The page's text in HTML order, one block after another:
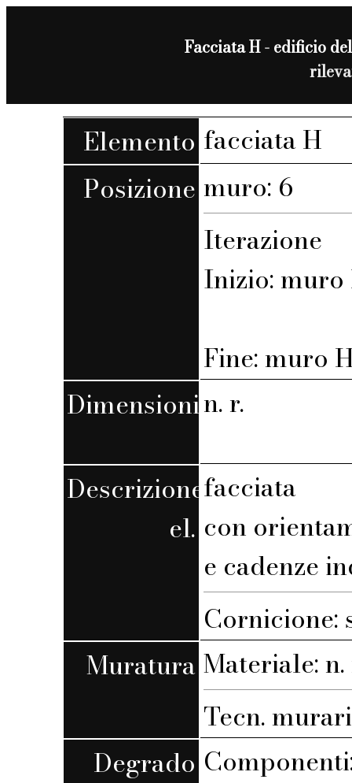
Facciata H - edificio
Elemento facciata H
Posizione muro: 6
Iterazione
Inizio: muro
Fine: muro
Dimensionin. r.
Descrizione
el.
facciata
con
e cadenze
Cornicione:
Muratura Materiale: n.
Tecn.
Degrado